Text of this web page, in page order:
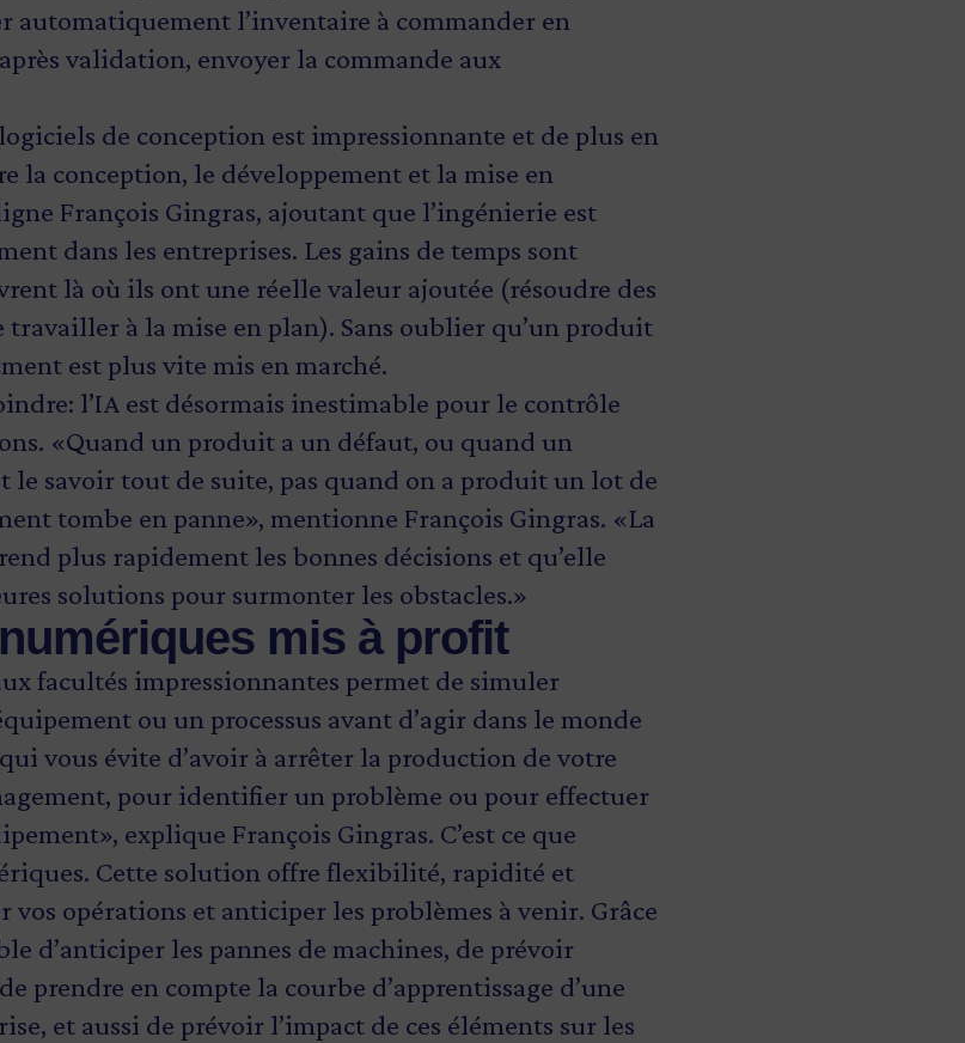
automatiquement l’inventaire à commander en
validation, envoyer la commande aux
de conception est impressionnante et de plus en
la conception, le développement et la mise en
François Gingras, ajoutant que l’ingénierie est
dans les entreprises. Les gains de temps sont
là où ils ont une réelle valeur ajoutée (résoudre des
à la mise en plan). Sans oublier qu’un produit
est plus vite mis en marché.
l’IA est désormais inestimable pour le contrôle
«Quand un produit a un défaut, ou quand un
le savoir tout de suite, pas quand on a produit un lot de
tombe en panne», mentionne François Gingras. «La
plus rapidement les bonnes décisions et qu’elle
solutions pour surmonter les obstacles.»
mis à profit
facultés impressionnantes permet de simuler
ou un processus avant d’agir dans le monde
vous évite d’avoir à arrêter la production de votre
pour identifier un problème ou pour effectuer
explique François Gingras. C’est ce que
Cette solution offre flexibilité, rapidité et
opérations et anticiper les problèmes à venir. Grâce
d’anticiper les pannes de machines, de prévoir
prendre en compte la courbe d’apprentissage d’une
et aussi de prévoir l’impact de ces éléments sur les